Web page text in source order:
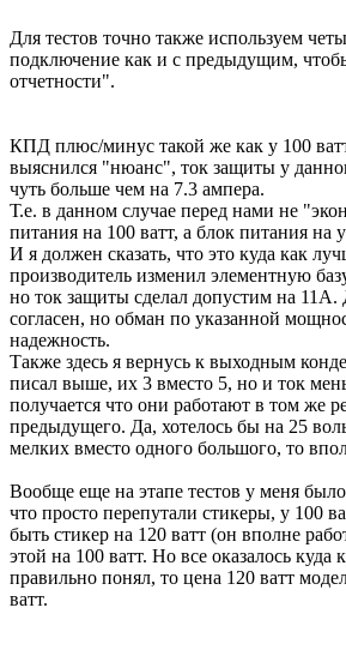
Для тестов точно также используем
подключение как и с предыдущим,
отчетности".
КПД плюс/минус такой же как у 100
выяснился "нюанс", ток защиты у
чуть больше чем на 7.3 ампера.
Т.е. в данном случае перед нами не
питания на 100 ватт, а блок питания на
И я должен сказать, что это куда как
производитель изменил элементную
но ток защиты сделал допустим на 11А.
согласен, но обман по указанной
надежность.
Также здесь я вернусь к выходным
писал выше, их 3 вместо 5, но и ток
получается что они работают в том же
предыдущего. Да, хотелось бы на 25
мелких вместо одного большого, то
Вообще еще на этапе тестов у меня
что просто перепутали стикеры, у 100
быть стикер на 120 ватт (он вполне
этой на 100 ватт. Но все оказалось куда
правильно понял, то цена 120 ватт
ватт.